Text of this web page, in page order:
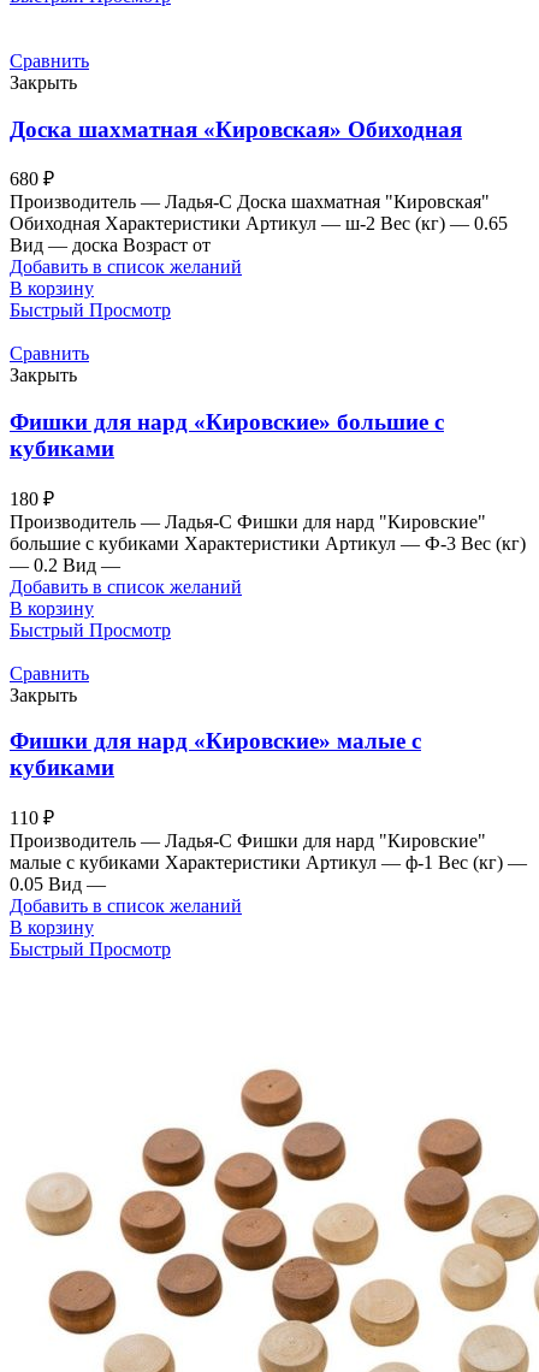
Сравнить
Закрыть
Доска шахматная «Кировская» Обиходная
680 ₽
Производитель — Ладья-С Доска шахматная "Кировская"
Обиходная Характеристики Артикул — ш-2 Вес (кг) — 0.65
Вид — доска Возраст от
Добавить в список желаний
В корзину
Быстрый Просмотр
Сравнить
Закрыть
Фишки для нард «Кировские» большие с
кубиками
180 ₽
Производитель — Ладья-С Фишки для нард "Кировские"
большие с кубиками Характеристики Артикул — Ф-3 Вес (кг)
— 0.2 Вид —
Добавить в список желаний
В корзину
Быстрый Просмотр
Сравнить
Закрыть
Фишки для нард «Кировские» малые с
кубиками
110 ₽
Производитель — Ладья-С Фишки для нард "Кировские"
малые с кубиками Характеристики Артикул — ф-1 Вес (кг) —
0.05 Вид —
Добавить в список желаний
В корзину
Быстрый Просмотр